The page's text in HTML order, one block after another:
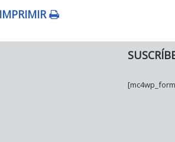
IMPRIMIR